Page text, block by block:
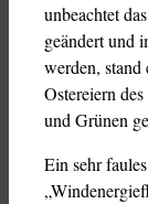
unbeachtet
geändert und
werden, stand
Ostereiern
und Grünen
Ein sehr